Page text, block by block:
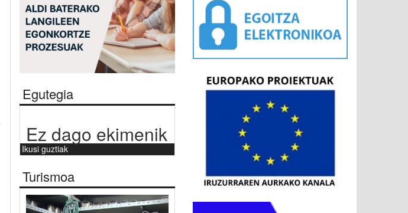
Egutegia
Ez dago ekimenik
Ikusi guztiak
Turismoa
Aurrekoa Hurrengoa